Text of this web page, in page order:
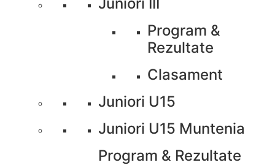
Program &
Rezultate
Clasament
Juniori U15
Juniori U15 Muntenia
Program & Rezultate